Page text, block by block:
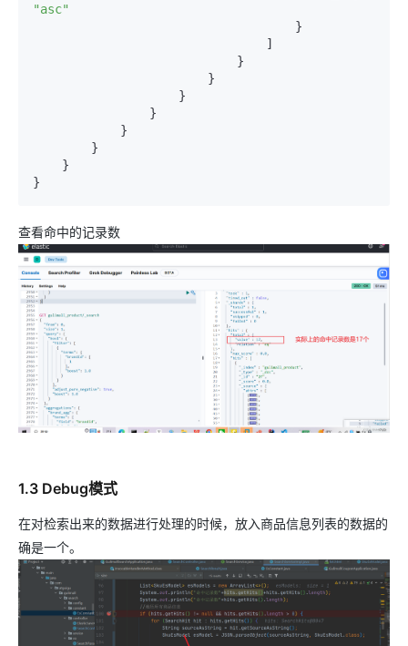
"asc"
查看命中的记录数
1.3 Debug模式
在对检索出来的数据进行处理的时候，放入商品信息列表的数据的
确是一个。